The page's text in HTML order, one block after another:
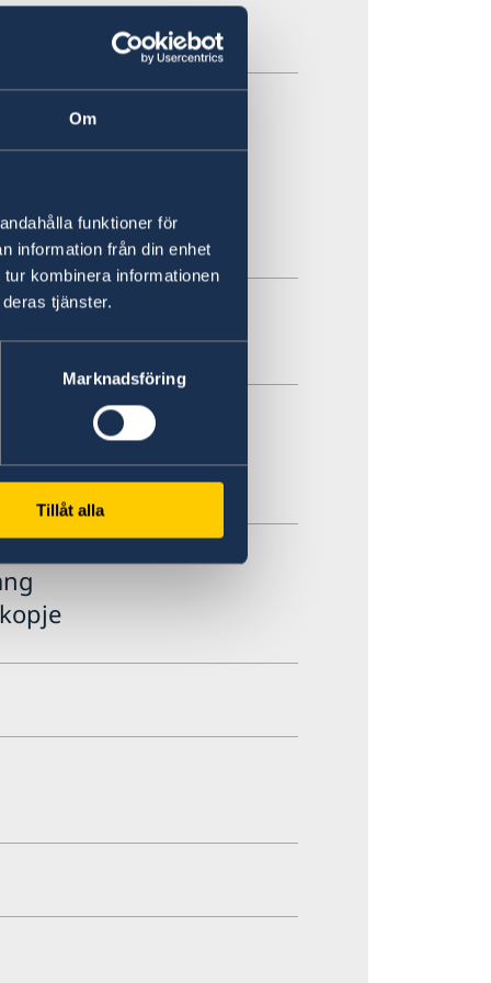
Om
funktioner för
information från din enhet
kombinera informationen
tjänster.
Marknadsföring
Tillåt alla